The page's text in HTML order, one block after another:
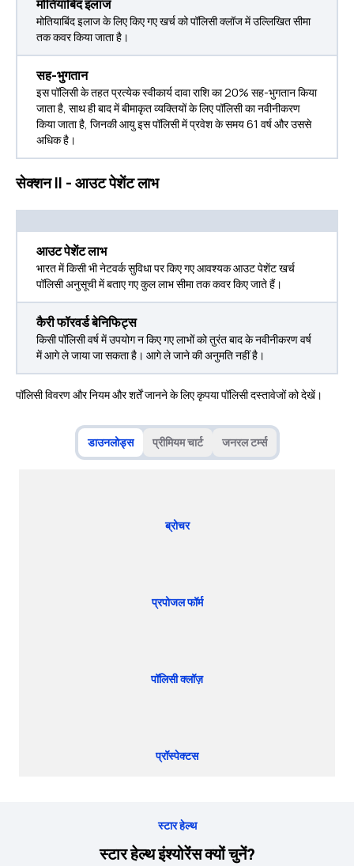
मोतियाबिंद इलाज
मोतियाबिंद इलाज के लिए किए गए खर्च को पॉलिसी क्लॉज में उल्लिखित सीमा
तक कवर किया जाता है।
सह-भुगतान
इस पॉलिसी के तहत प्रत्येक स्वीकार्य दावा राशि का 20% सह-भुगतान किया
जाता है, साथ ही बाद में बीमाकृत व्यक्तियों के लिए पॉलिसी का नवीनीकरण
किया जाता है, जिनकी आयु इस पॉलिसी में प्रवेश के समय 61 वर्ष और उससे
अधिक है।
सेक्शन II - आउट पेशेंट लाभ
आउट पेशेंट लाभ
भारत में किसी भी नेटवर्क सुविधा पर किए गए आवश्यक आउट पेशेंट खर्च
पॉलिसी अनुसूची में बताए गए कुल लाभ सीमा तक कवर किए जाते हैं।
कैरी फॉरवर्ड बेनिफिट्स
किसी पॉलिसी वर्ष में उपयोग न किए गए लाभों को तुरंत बाद के नवीनीकरण वर्ष
में आगे ले जाया जा सकता है। आगे ले जाने की अनुमति नहीं है।
पॉलिसी विवरण और नियम और शर्तें जानने के लिए कृपया पॉलिसी दस्तावेजों को देखें।
डाउनलोड्स प्रीमियम चार्ट जनरल टर्म्स
ब्रोचर
प्रपोजल फॉर्म
पॉलिसी क्लॉज़
प्रॉस्पेक्टस
स्टार हेल्थ
स्टार हेल्थ इंश्योरेंस क्यों चुनें?